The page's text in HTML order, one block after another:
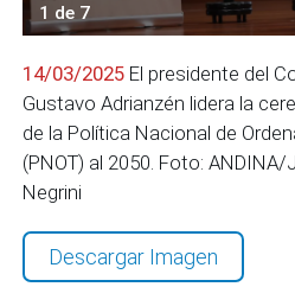
1 de 7
14/03/2025 El presidente del
Gustavo Adrianzén lidera la
de la Política Nacional de
(PNOT) al 2050. Foto:
Negrini
Descargar Imagen